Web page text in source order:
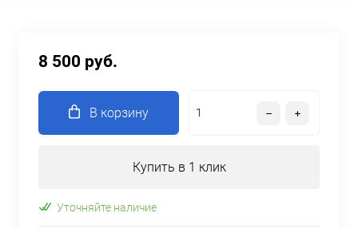
8 500 руб.
В корзину
Купить в 1 клик
Уточняйте наличие